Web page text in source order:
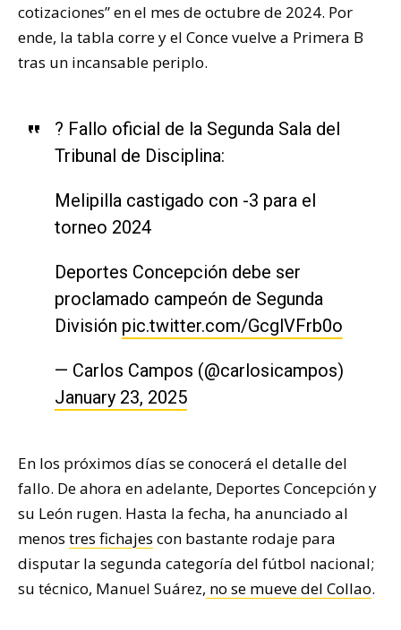
cotizaciones” en el mes de octubre de 2024. Por
ende, la tabla corre y el Conce vuelve a Primera B
tras un incansable periplo.
? Fallo oficial de la Segunda Sala del
Tribunal de Disciplina:
Melipilla castigado con -3 para el
torneo 2024
Deportes Concepción debe ser
proclamado campeón de Segunda
División pic.twitter.com/GcglVFrb0o
— Carlos Campos (@carlosicampos)
January 23, 2025
En los próximos días se conocerá el detalle del
fallo. De ahora en adelante, Deportes Concepción y
su León rugen. Hasta la fecha, ha anunciado al
menos tres fichajes con bastante rodaje para
disputar la segunda categoría del fútbol nacional;
su técnico, Manuel Suárez, no se mueve del Collao.